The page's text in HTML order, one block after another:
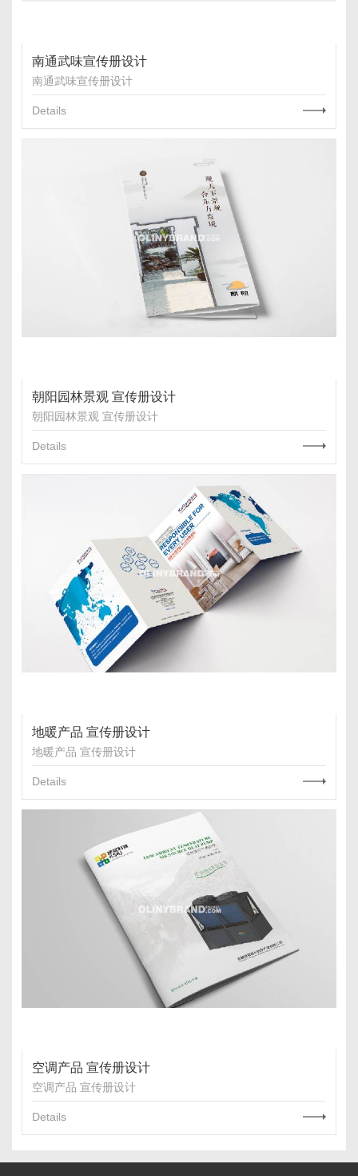
南通武味宣传册设计
南通武味宣传册设计
Details
朝阳园林景观 宣传册设计
朝阳园林景观 宣传册设计
Details
地暖产品 宣传册设计
地暖产品 宣传册设计
Details
空调产品 宣传册设计
空调产品 宣传册设计
Details